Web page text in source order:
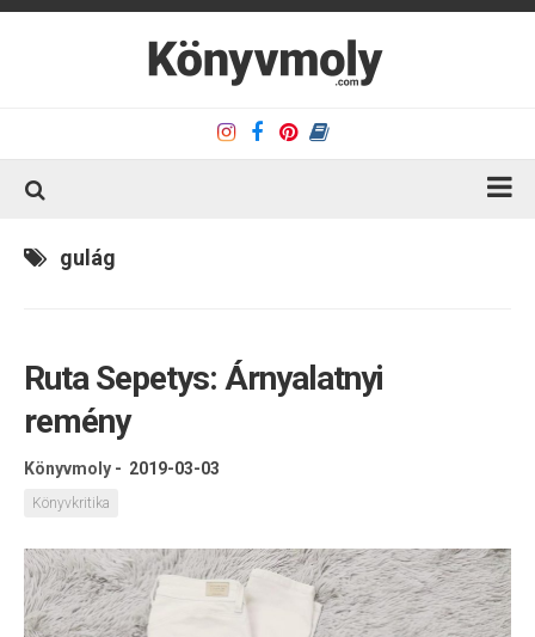
Kapcsolat
Olvasó sarok
Könyveim
Rólam
gulág
Ruta Sepetys: Árnyalatnyi
remény
Könyvmoly - 2019-03-03
Könyvkritika